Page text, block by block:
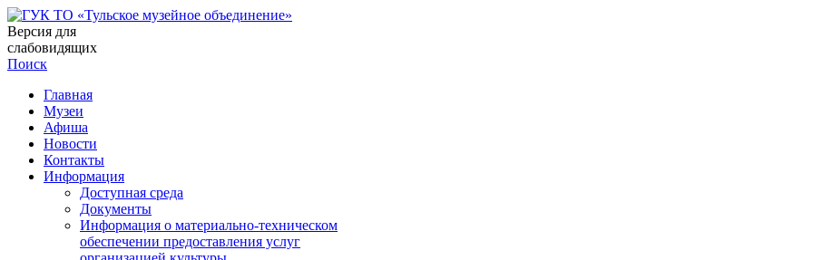
Версия для
слабовидящих
Поиск
Главная
Музеи
Афиша
Новости
Контакты
Информация
Доступная среда
Документы
Информация о материально-техническом
обеспечении предоставления услуг